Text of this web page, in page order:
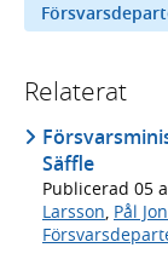
Relaterat
Säffle
Publicerad 05
Larsson, Pål